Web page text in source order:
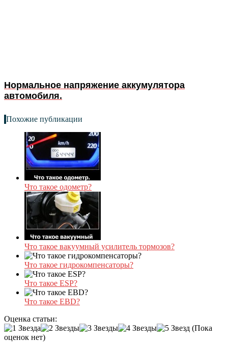
Нормальное напряжение аккумулятора
автомобиля.
Похожие публикации
Что такое одометр?
Что такое вакуумный усилитель тормозов?
Что такое гидрокомпенсаторы?
Что такое ESP?
Что такое EBD?
Оценка статьи:
(Пока
оценок нет)